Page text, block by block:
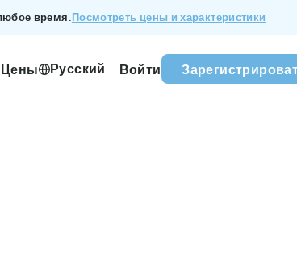
время.Посмотреть цены и характеристики
Цены Русский Войти